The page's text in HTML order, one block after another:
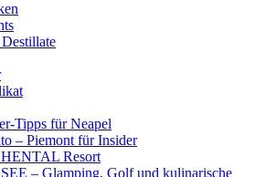
Tipps für Neapel
– Piemont für Insider
Resort
– Glamping, Golf und kulinarische